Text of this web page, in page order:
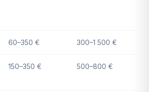
60–350 € 300–1 500 €
150–350 € 500–800 €